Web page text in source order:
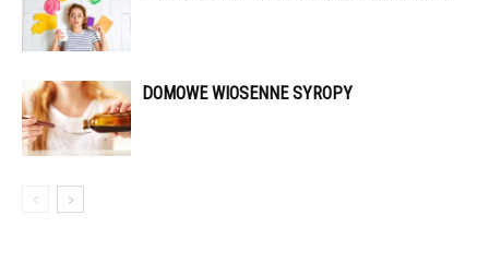
DOMOWE WIOSENNE SYROPY